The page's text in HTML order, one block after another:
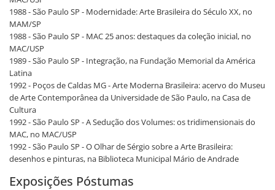
1988 - São Paulo SP - Modernidade: Arte Brasileira do Século XX, no
MAM/SP
1988 - São Paulo SP - MAC 25 anos: destaques da coleção inicial, no
MAC/USP
1989 - São Paulo SP - Integração, na Fundação Memorial da América
Latina
1992 - Poços de Caldas MG - Arte Moderna Brasileira: acervo do Museu
de Arte Contemporânea da Universidade de São Paulo, na Casa de
Cultura
1992 - São Paulo SP - A Sedução dos Volumes: os tridimensionais do
MAC, no MAC/USP
1992 - São Paulo SP - O Olhar de Sérgio sobre a Arte Brasileira:
desenhos e pinturas, na Biblioteca Municipal Mário de Andrade
Exposições Póstumas